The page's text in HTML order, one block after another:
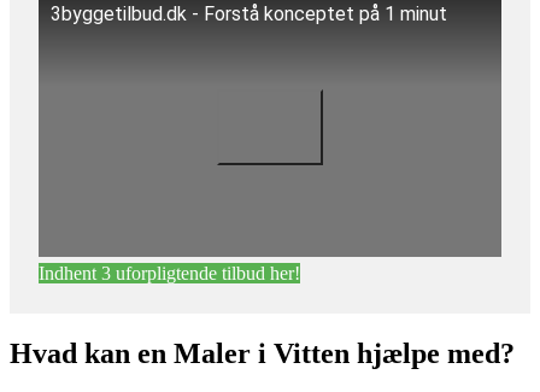
3byggetilbud.dk - Forstå konceptet på 1 minut
Indhent 3 uforpligtende tilbud her!
Hvad kan en Maler i Vitten hjælpe med?